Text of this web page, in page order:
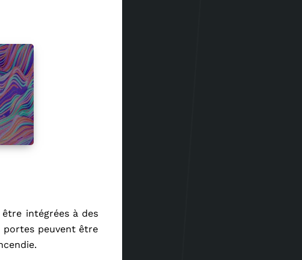
intégrées à des
portes peuvent être